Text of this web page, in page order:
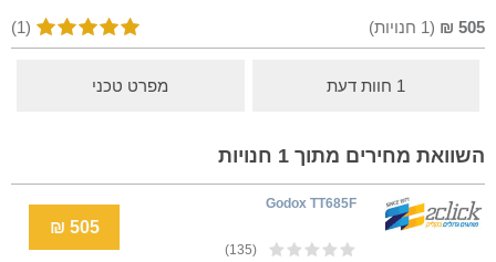
505
₪
(
1 חנויות) (1)
1 חוות דעת מפרט טכני
השוואת מחירים מתוך 1 חנויות
Godox TT685F
(135)
505 ₪